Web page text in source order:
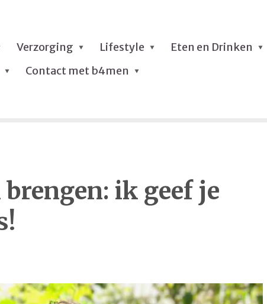
Verzorging Lifestyle Eten en Drinken
Contact met b4men
ik geef je